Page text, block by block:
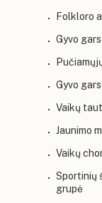
Folkloro
Gyvo
Gyvo
Vaikų
Jaunimo
Vaikų
Sportinių
grupė